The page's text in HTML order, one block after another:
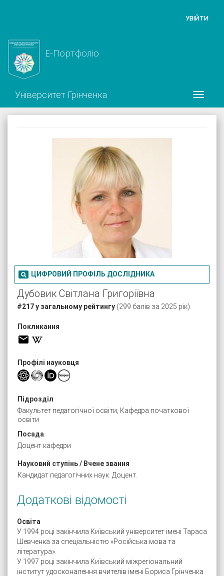
УВІЙТИ
Е-Портфоліо
Університет Грінченка
 ЦИФРОВИЙ ПРОФІЛЬ ДОСЛІДНИКА
Дубовик Світлана Григоріївна
#217 у загальному рейтингу (299 балів за 2025 рік).
Покликання
Профілі науковця
Підрозділ
Факультет педагогічної освіти, Кафедра початкової
освіти
Посада
Доцент кафедри
Науковий ступінь / Вчене звання
Кандидат педагогічних наук. Доцент.
Додаткові відомості
Освіта
У 1994 році закінчила Київський університет імені Тараса
Шевченка за спеціальністю «Російська мова та
література».
У 1997 році закінчила Київський міжрегіональний
інститут удосконалення вчителів імені Бориса Грінченка